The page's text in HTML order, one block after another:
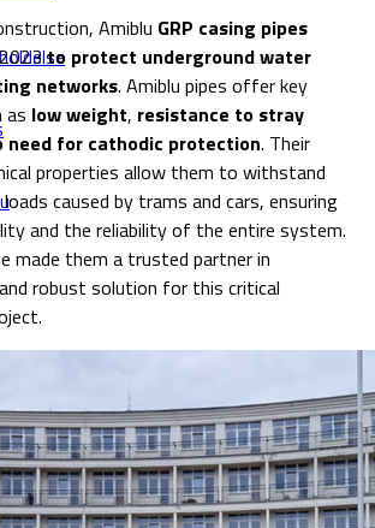
Amiblu GRP casing pipes
to protect underground water
networks. Amiblu pipes offer key
as low weight, resistance to stray
need for cathodic protection. Their
properties allow them to withstand
caused by trams and cars, ensuring
and the reliability of the entire system.
made them a trusted partner in
robust solution for this critical